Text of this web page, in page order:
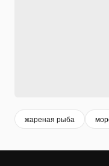
жареная рыба